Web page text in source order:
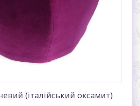
(італiйський оксамит)